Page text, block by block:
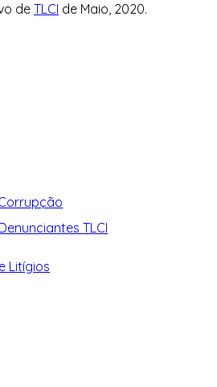
de TLCI de Maio, 2020.
TLCI
Litígios